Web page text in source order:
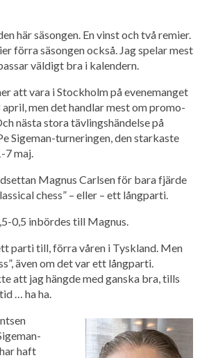
här säsongen. En vinst och två remier.
förra säsongen också. Jag spelar mest
väldigt bra i kalendern.
att vara i Stockholm på evenemanget
men det handlar mest om promo-
nästa stora tävlingshändelse på
Sigeman-turneringen, den starkaste
7 maj.
Magnus Carlsen för bara fjärde
chess” – eller – ett långparti.
0,5 inbördes till Magnus.
parti till, förra våren i Tyskland. Men
även om det var ett långparti.
att jag hängde med ganska bra, tills
… ha ha.
haft